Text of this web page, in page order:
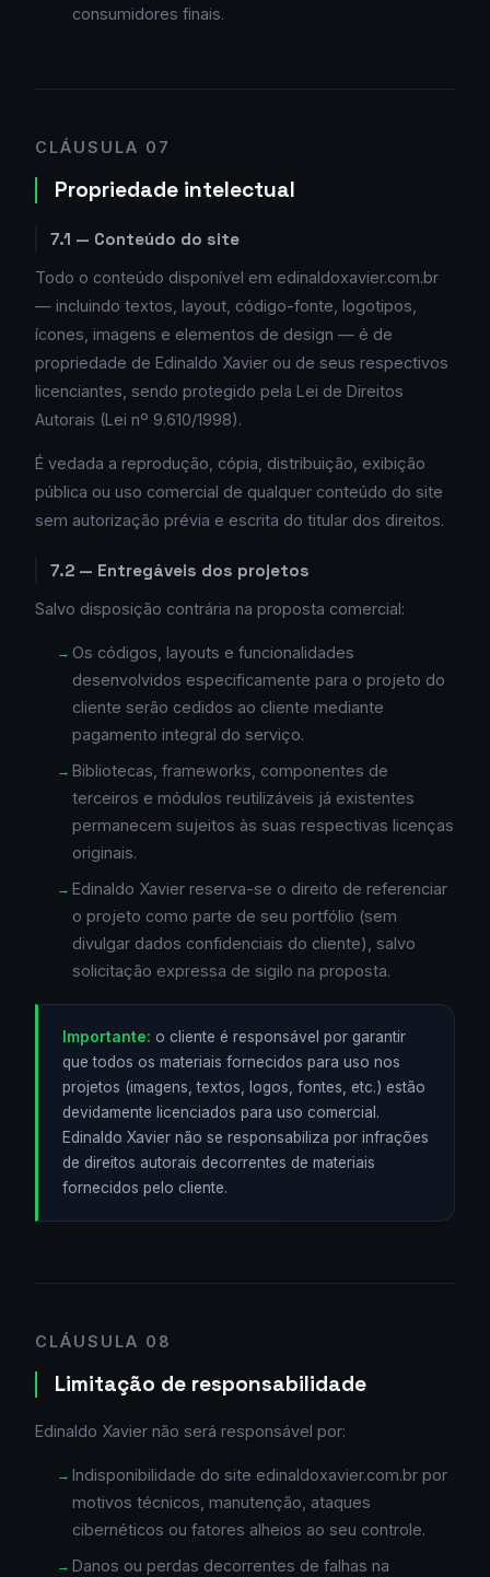
consumidores finais.
CLÁUSULA 07
Propriedade intelectual
7.1 — Conteúdo do site
Todo o conteúdo disponível em edinaldoxavier.com.br
— incluindo textos, layout, código-fonte, logotipos,
ícones, imagens e elementos de design — é de
propriedade de Edinaldo Xavier ou de seus respectivos
licenciantes, sendo protegido pela Lei de Direitos
Autorais (Lei nº 9.610/1998).
É vedada a reprodução, cópia, distribuição, exibição
pública ou uso comercial de qualquer conteúdo do site
sem autorização prévia e escrita do titular dos direitos.
7.2 — Entregáveis dos projetos
Salvo disposição contrária na proposta comercial:
Os códigos, layouts e funcionalidades
desenvolvidos especificamente para o projeto do
cliente serão cedidos ao cliente mediante
pagamento integral do serviço.
Bibliotecas, frameworks, componentes de
terceiros e módulos reutilizáveis já existentes
permanecem sujeitos às suas respectivas licenças
originais.
Edinaldo Xavier reserva-se o direito de referenciar
o projeto como parte de seu portfólio (sem
divulgar dados confidenciais do cliente), salvo
solicitação expressa de sigilo na proposta.
Importante: o cliente é responsável por garantir
que todos os materiais fornecidos para uso nos
projetos (imagens, textos, logos, fontes, etc.) estão
devidamente licenciados para uso comercial.
Edinaldo Xavier não se responsabiliza por infrações
de direitos autorais decorrentes de materiais
fornecidos pelo cliente.
CLÁUSULA 08
Limitação de responsabilidade
Edinaldo Xavier não será responsável por:
Indisponibilidade do site edinaldoxavier.com.br por
motivos técnicos, manutenção, ataques
cibernéticos ou fatores alheios ao seu controle.
Danos ou perdas decorrentes de falhas na